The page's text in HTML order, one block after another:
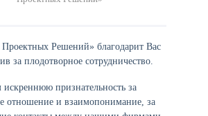
Решений» благодарит Вас
за плодотворное сотрудничество.
признательность за
отношение и взаимопонимание, за